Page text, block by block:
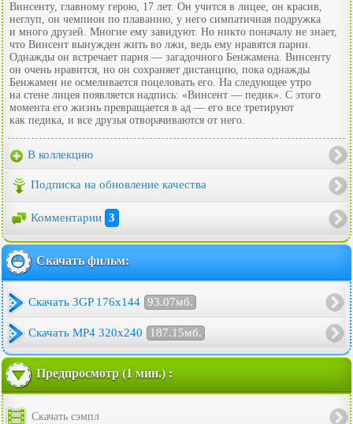
Винсенту, главному герою, 17 лет. Он учится в лицее, он красив,
неглуп, он чемпион по плаванию, у него симпатичная подружка
и много друзей. Многие ему завидуют. Но никто поначалу не знает,
что Винсент вынужден жить во лжи, ведь ему нравятся парни.
Однажды он встречает парня — загадочного Бенжамена. Винсенту
он очень нравится, но он сохраняет дистанцию, пока однажды
Бенжамен не осмеливается поцеловать его. На следующее утро
на стене лицея появляется надпись: «Винсент — педик». С этого
момента его жизнь превращается в ад — его все третируют
как педика, и все друзья отворачиваются от него.
В коллекцию
Подписка на обновление качества
Комментарии 3
Скачать фильм:
Скачать 3GP 176x144 93.07мб.
Скачать MP4 320x240 187.15мб.
Предпросмотр (1 мин.) :
Скачать сэмпл